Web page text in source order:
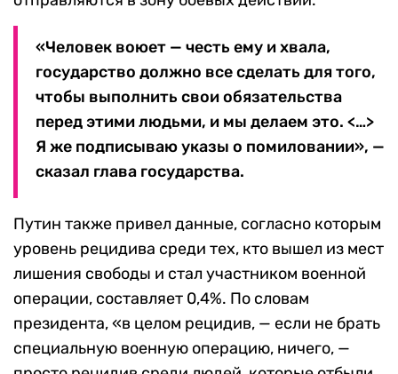
«Человек воюет — честь ему и хвала,
государство должно все сделать для того,
чтобы выполнить свои обязательства
перед этими людьми, и мы делаем это. <…>
Я же подписываю указы о помиловании», —
сказал глава государства.
Путин также привел данные, согласно которым
уровень рецидива среди тех, кто вышел из мест
лишения свободы и стал участником военной
операции, составляет 0,4%. По словам
президента, «в целом рецидив, — если не брать
специальную военную операцию, ничего, —